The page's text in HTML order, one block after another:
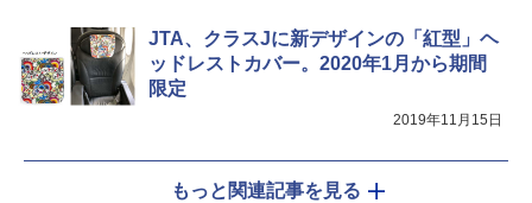
JTA、クラスJに新デザインの「紅型」ヘ
ッドレストカバー。2020年1月から期間
限定
2019年11月15日
もっと関連記事を見る